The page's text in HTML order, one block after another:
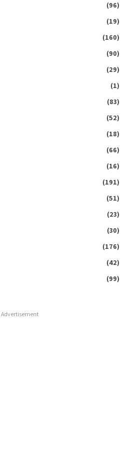
(96)
(19)
(160)
(90)
(29)
(1)
(83)
(52)
(18)
(66)
(16)
(191)
(51)
(23)
(30)
(176)
(42)
(99)
Advertisement